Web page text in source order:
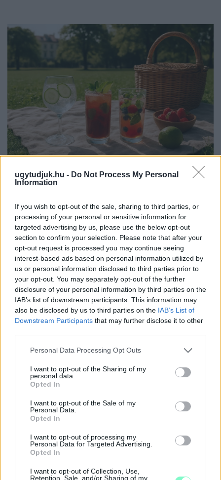
ugytudjuk.hu - Do Not Process My Personal
Information
If you wish to opt-out of the sale, sharing to third parties, or
processing of your personal or sensitive information for
targeted advertising by us, please use the below opt-out
section to confirm your selection. Please note that after your
opt-out request is processed you may continue seeing
interest-based ads based on personal information utilized by
us or personal information disclosed to third parties prior to
your opt-out. You may separately opt-out of the further
disclosure of your personal information by third parties on the
IAB’s list of downstream participants. This information may
also be disclosed by us to third parties on the IAB’s List of
Downstream Participants that may further disclose it to other
Please note that this website/app uses one or more Google
not limited to your visit or usage behaviour. You may click to
grant or deny consent to Google and its third-party tags to
use your data for below specified purposes in below Google
consent section.
Personal Data Processing Opt Outs
I want to opt-out of the Sharing of my
personal data.
Opted In
I want to opt-out of the Sale of my
Personal Data.
Opted In
I want to opt-out of processing my
Personal Data for Targeted Advertising.
Opted In
I want to opt-out of Collection, Use,
Retention, Sale, and/or Sharing of my
PIKNIK ITALOK: ÍZEK ÉS ÉLMÉNYEK A SZABADBAN
támad kedve kirándulni a természetbe.
Szólj hozzá!
INFLÁCIÓ MAGYARORSZÁGON
Júliusban mindössze 1,2 százalékkal emelkedtek éves
már csökkent.